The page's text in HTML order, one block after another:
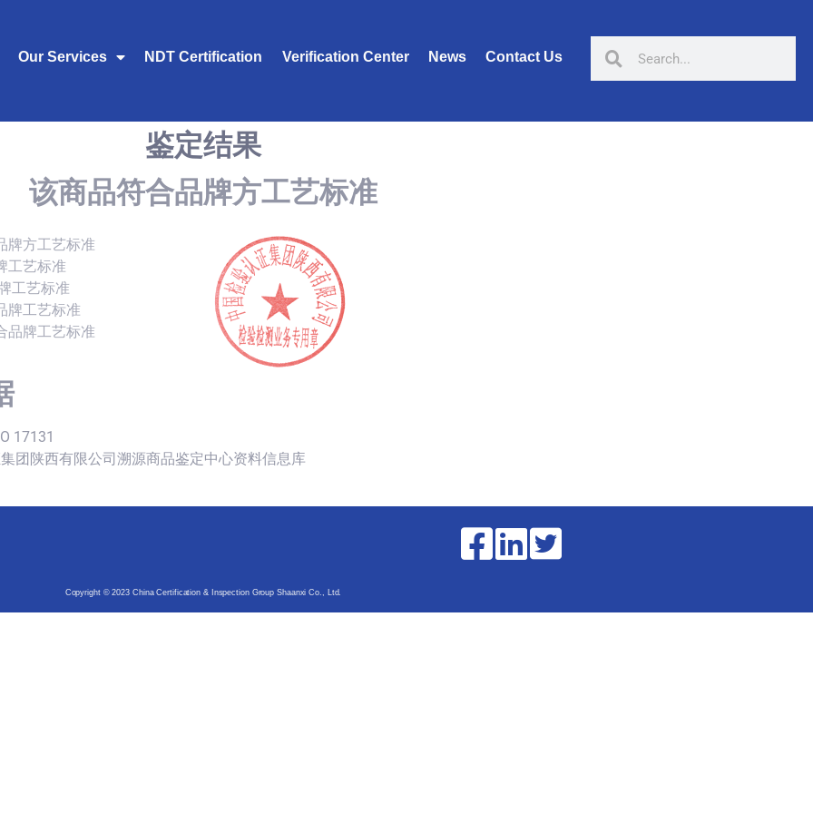
Our Services NDT Certification Verification Center News Contact Us
鉴定结果
该商品符合品牌方工艺标准
牌方工艺标准
工艺标准
工艺标准
牌工艺标准
品牌工艺标准
17131
团陕西有限公司溯源商品鉴定中心资料信息库
Copyright © 2023 China Certification & Inspection Group Shaanxi Co., Ltd.